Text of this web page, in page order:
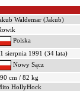
Waldemar (Jakub)
Polska
sierpnia 1991 (34 lata)
Nowy Sącz
cm / 82 kg
HollyHock